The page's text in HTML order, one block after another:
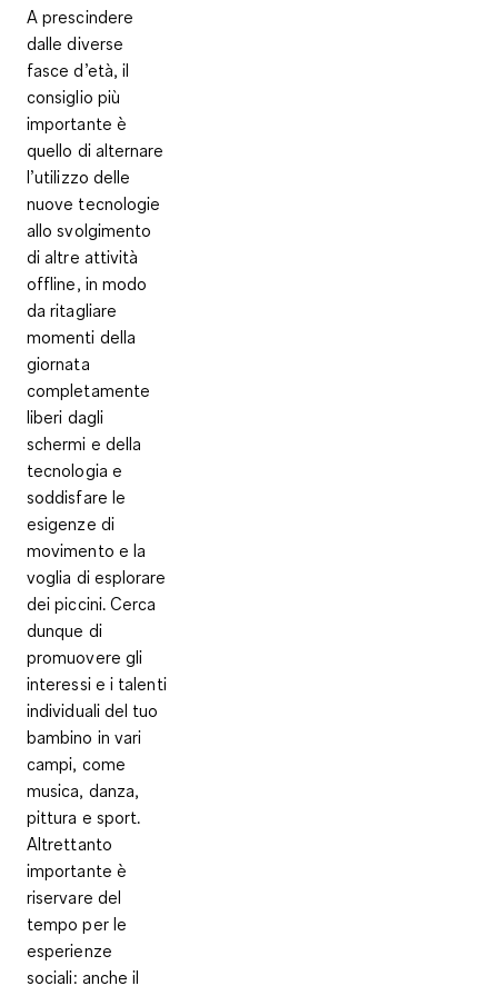
A prescindere
dalle diverse
fasce d’età, il
consiglio più
importante è
quello di alternare
l’utilizzo delle
nuove tecnologie
allo svolgimento
di altre attività
offline, in modo
daritagliare
momenti della
giornata
completamente
liberi dagli
schermi e della
tecnologia e
soddisfare le
esigenze di
movimento e la
voglia di esplorare
dei piccini. Cerca
dunque di
promuovere gli
interessi e i talenti
individuali del tuo
bambino in vari
campi, come
musica, danza,
pittura e sport.
Altrettanto
importante è
riservare del
tempo per le
esperienze
sociali: anche il